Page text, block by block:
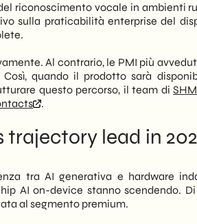
riconoscimento vocale in ambienti
sulla praticabilità enterprise del
Al contrario, le PMI più
quando il prodotto sarà
questo percorso, il team di
.
lead in
tra AI generativa e hardware
AI on-device stanno scendendo.
al segmento premium.